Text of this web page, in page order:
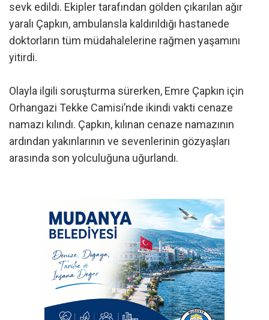
sevk edildi. Ekipler tarafından gölden çıkarılan ağır
yaralı Çapkın, ambulansla kaldırıldığı hastanede
doktorların tüm müdahalelerine rağmen yaşamını
yitirdi.
Olayla ilgili soruşturma sürerken, Emre Çapkın için
Orhangazi Tekke Camisi’nde ikindi vakti cenaze
namazı kılındı. Çapkın, kılınan cenaze namazının
ardından yakınlarının ve sevenlerinin gözyaşları
arasında son yolculuğuna uğurlandı.